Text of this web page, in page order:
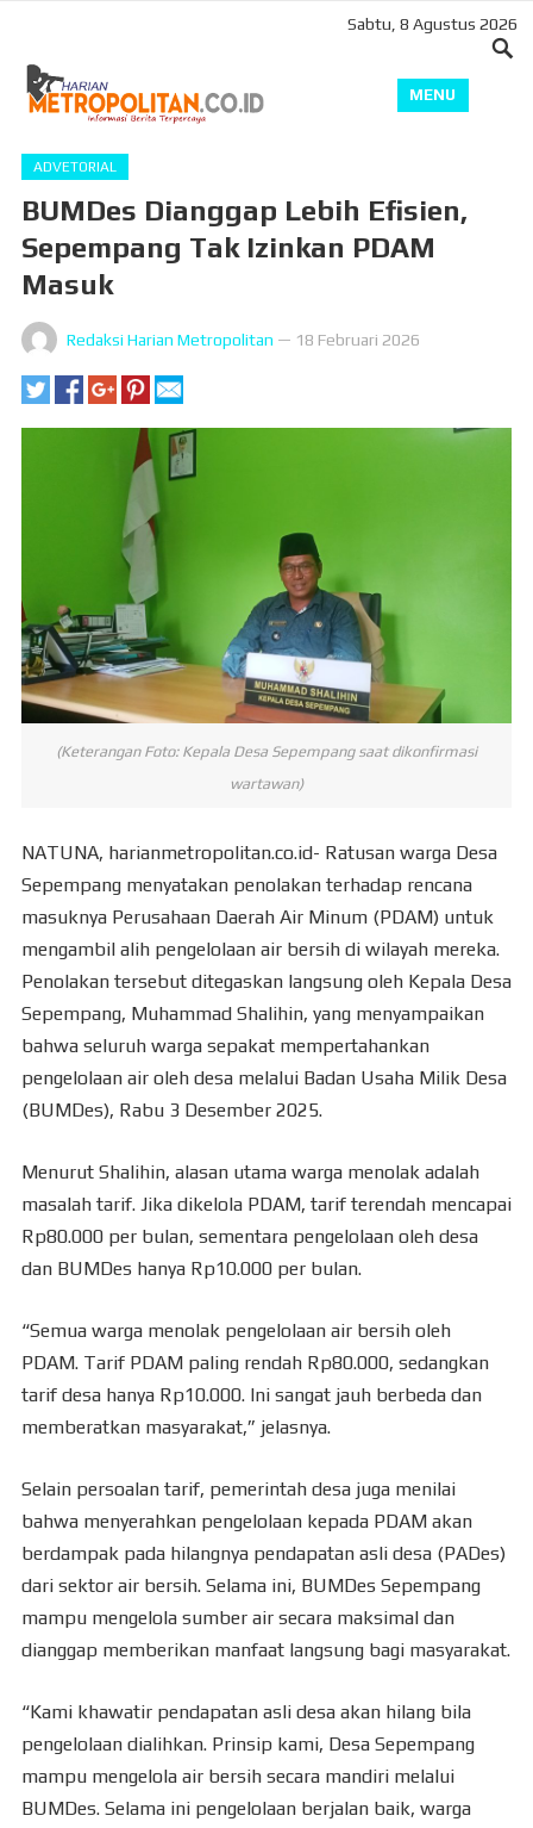
Sabtu, 8 Agustus 2026
MENU
ADVETORIAL
BUMDes Dianggap Lebih Efisien,
Sepempang Tak Izinkan PDAM
Masuk
Redaksi Harian Metropolitan — 18 Februari 2026
(Keterangan Foto: Kepala Desa Sepempang saat dikonfirmasi
wartawan)
NATUNA, harianmetropolitan.co.id- Ratusan warga Desa
Sepempang menyatakan penolakan terhadap rencana
masuknya Perusahaan Daerah Air Minum (PDAM) untuk
mengambil alih pengelolaan air bersih di wilayah mereka.
Penolakan tersebut ditegaskan langsung oleh Kepala Desa
Sepempang, Muhammad Shalihin, yang menyampaikan
bahwa seluruh warga sepakat mempertahankan
pengelolaan air oleh desa melalui Badan Usaha Milik Desa
(BUMDes), Rabu 3 Desember 2025.
Menurut Shalihin, alasan utama warga menolak adalah
masalah tarif. Jika dikelola PDAM, tarif terendah mencapai
Rp80.000 per bulan, sementara pengelolaan oleh desa
dan BUMDes hanya Rp10.000 per bulan.
“Semua warga menolak pengelolaan air bersih oleh
PDAM. Tarif PDAM paling rendah Rp80.000, sedangkan
tarif desa hanya Rp10.000. Ini sangat jauh berbeda dan
memberatkan masyarakat,” jelasnya.
Selain persoalan tarif, pemerintah desa juga menilai
bahwa menyerahkan pengelolaan kepada PDAM akan
berdampak pada hilangnya pendapatan asli desa (PADes)
dari sektor air bersih. Selama ini, BUMDes Sepempang
mampu mengelola sumber air secara maksimal dan
dianggap memberikan manfaat langsung bagi masyarakat.
“Kami khawatir pendapatan asli desa akan hilang bila
pengelolaan dialihkan. Prinsip kami, Desa Sepempang
mampu mengelola air bersih secara mandiri melalui
BUMDes. Selama ini pengelolaan berjalan baik, warga